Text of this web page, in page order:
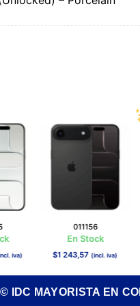
iva)
011156
En Stock
$1 243,57 (incl. iva)
© IDC MAYORISTA EN